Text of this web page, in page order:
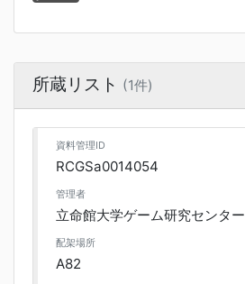
所蔵リスト (1件)
資料管理ID
RCGSa0014054
管理者
立命館大学ゲーム研究センター
配架場所
A82